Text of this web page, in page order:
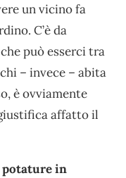
un vicino fa
C’è da
può esserci tra
– invece – abita
è ovviamente
affatto il
in